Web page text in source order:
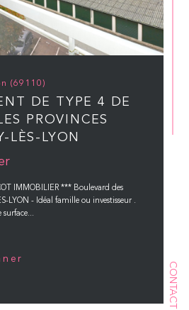
CONTACT
(69110)
DE TYPE 4 DE
PROVINCES
LÈS-LYON
IMMOBILIER *** Boulevard des
LYON - Idéal famille ou investisseur .